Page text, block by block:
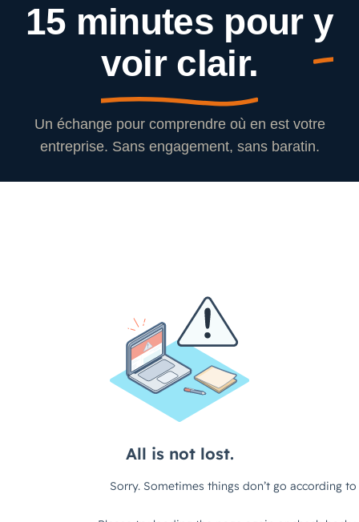
15 minutes pour y
voir clair.
Un échange pour comprendre où en est votre
entreprise. Sans engagement, sans baratin.